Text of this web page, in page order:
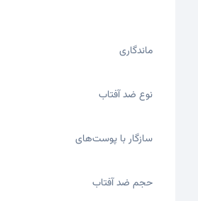
ماندگاری
نوع ضد آفتاب
سازگار با پوست‌های
حجم ضد آفتاب